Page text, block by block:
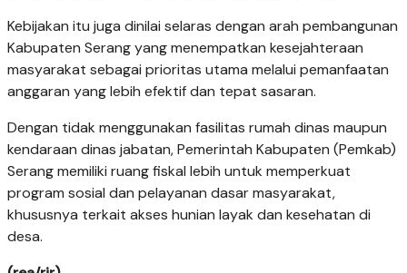
Kebijakan itu juga dinilai selaras dengan arah pembangunan
Kabupaten Serang yang menempatkan kesejahteraan
masyarakat sebagai prioritas utama melalui pemanfaatan
anggaran yang lebih efektif dan tepat sasaran.
Dengan tidak menggunakan fasilitas rumah dinas maupun
kendaraan dinas jabatan, Pemerintah Kabupaten (Pemkab)
Serang memiliki ruang fiskal lebih untuk memperkuat
program sosial dan pelayanan dasar masyarakat,
khususnya terkait akses hunian layak dan kesehatan di
desa.